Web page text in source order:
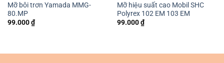
Mỡ bôi trơn Yamada MMG-
80.MP
99.000₫
Mỡ hiệu suất cao Mobil SHC
Polyrex 102 EM 103 EM
99.000₫